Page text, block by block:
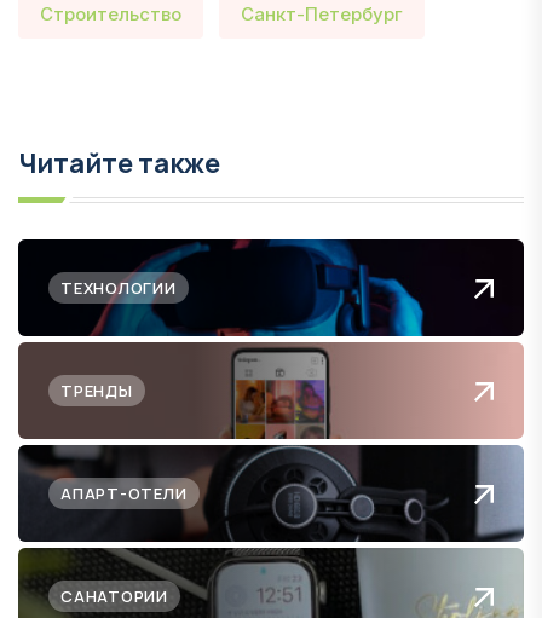
Строительство Санкт-Петербург
Читайте также
ТЕХНОЛОГИИ
ТРЕНДЫ
АПАРТ-ОТЕЛИ
САНАТОРИИ